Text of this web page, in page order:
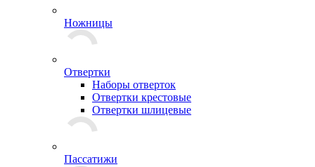
Ножницы
Отвертки
Наборы отверток
Отвертки крестовые
Отвертки шлицевые
Пассатижи